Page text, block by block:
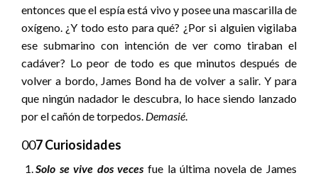
entonces que el espía está vivo y posee una mascarilla de
oxígeno. ¿Y todo esto para qué? ¿Por si alguien vigilaba
ese submarino con intención de ver como tiraban el
cadáver? Lo peor de todo es que minutos después de
volver a bordo, James Bond ha de volver a salir. Y para
que ningún nadador le descubra, lo hace siendo lanzado
por el cañón de torpedos. Demasié.
007 Curiosidades
Solo se vive dos veces fue la última novela de James